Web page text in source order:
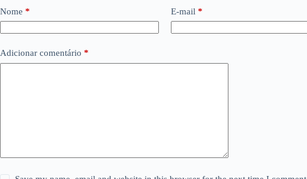
Nome * E-mail *
Adicionar comentário *